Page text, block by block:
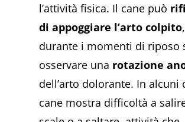
l’attività fisica. Il cane può
di appoggiare l’arto colpito
durante i momenti di riposo
osservare una rotazione
dell’arto dolorante. In alcuni
cane mostra difficoltà a